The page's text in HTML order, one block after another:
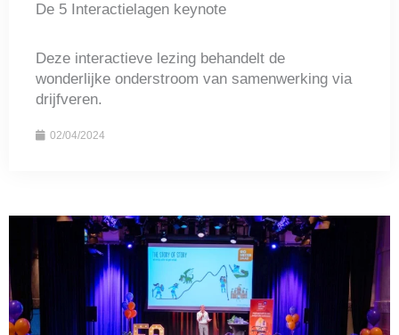
De 5 Interactielagen keynote
Deze interactieve lezing behandelt de
wonderlijke onderstroom van samenwerking via
drijfveren.
02/04/2024